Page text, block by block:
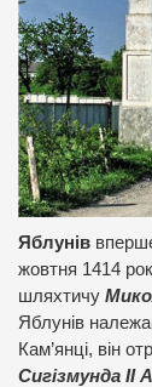
Яблунів
жовтня 1414
шляхтичу
Яблунів
Кам’янці, він
Сигізмунда ІІ